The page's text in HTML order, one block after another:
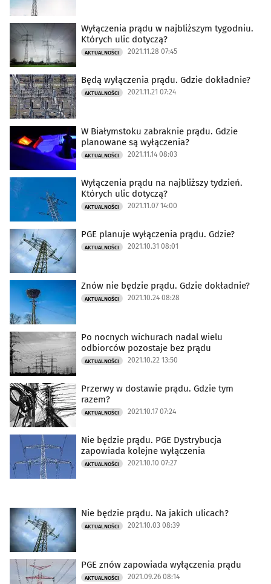
Wyłączenia prądu w najbliższym tygodniu.
Których ulic dotyczą?
AKTUALNOŚCI 2021.11.28 07:45
Będą wyłączenia prądu. Gdzie dokładnie?
AKTUALNOŚCI 2021.11.21 07:24
W Białymstoku zabraknie prądu. Gdzie
planowane są wyłączenia?
AKTUALNOŚCI 2021.11.14 08:03
Wyłączenia prądu na najbliższy tydzień.
Których ulic dotyczą?
AKTUALNOŚCI 2021.11.07 14:00
PGE planuje wyłączenia prądu. Gdzie?
AKTUALNOŚCI 2021.10.31 08:01
Znów nie będzie prądu. Gdzie dokładnie?
AKTUALNOŚCI 2021.10.24 08:28
Po nocnych wichurach nadal wielu
odbiorców pozostaje bez prądu
AKTUALNOŚCI 2021.10.22 13:50
Przerwy w dostawie prądu. Gdzie tym
razem?
AKTUALNOŚCI 2021.10.17 07:24
Nie będzie prądu. PGE Dystrybucja
zapowiada kolejne wyłączenia
AKTUALNOŚCI 2021.10.10 07:27
Nie będzie prądu. Na jakich ulicach?
AKTUALNOŚCI 2021.10.03 08:39
PGE znów zapowiada wyłączenia prądu
AKTUALNOŚCI 2021.09.26 08:14